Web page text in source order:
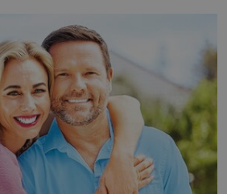
a přinést do svého života
důležité